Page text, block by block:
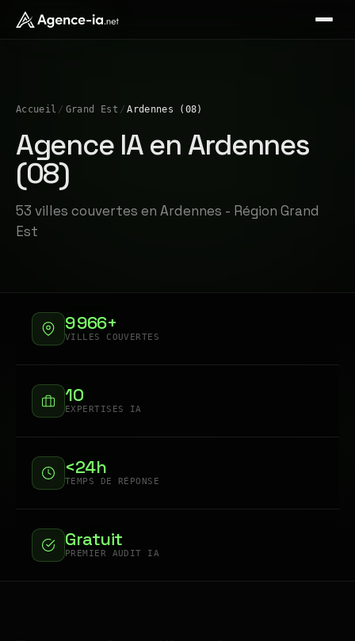
Accueil / Grand Est / Ardennes (08)
Agence IA en Ardennes
(08)
53 villes couvertes en Ardennes - Région Grand
Est
9 966+
VILLES COUVERTES
10
EXPERTISES IA
<24h
TEMPS DE RÉPONSE
Gratuit
PREMIER AUDIT IA